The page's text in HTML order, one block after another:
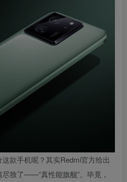
款手机呢？其实Redmi官方给出
致了——“真性能旗舰”。毕竟，